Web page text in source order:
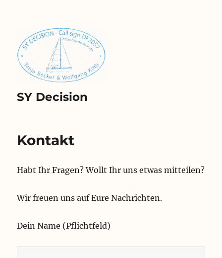
SY Decision
Kontakt
Habt Ihr Fragen? Wollt Ihr uns etwas mitteilen?
Wir freuen uns auf Eure Nachrichten.
Dein Name (Pflichtfeld)